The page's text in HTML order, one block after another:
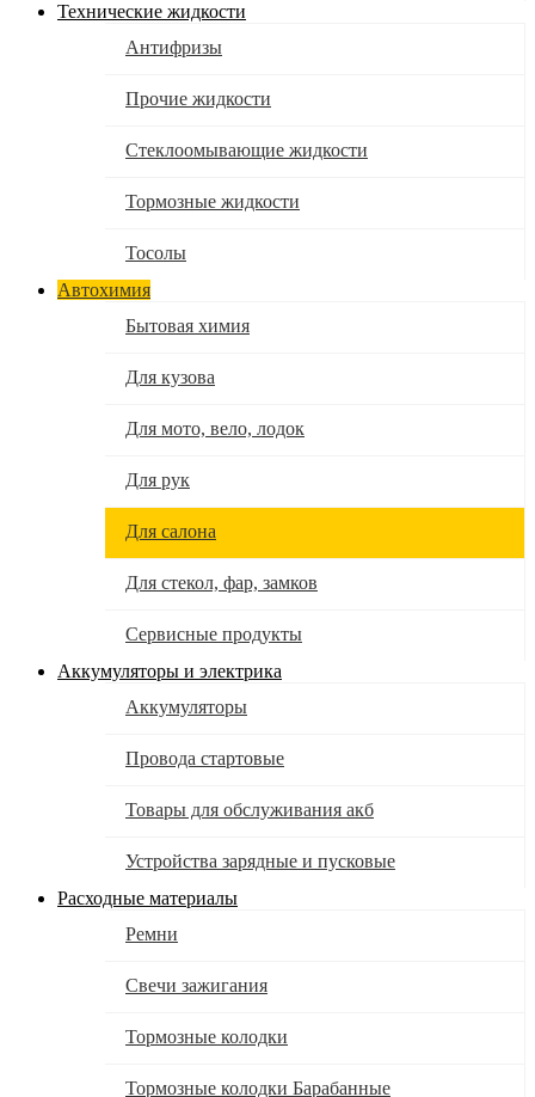
Технические жидкости
Антифризы
Прочие жидкости
Стеклоомывающие жидкости
Тормозные жидкости
Тосолы
Автохимия
Бытовая химия
Для кузова
Для мото, вело, лодок
Для рук
Для салона
Для стекол, фар, замков
Сервисные продукты
Аккумуляторы и электрика
Аккумуляторы
Провода стартовые
Товары для обслуживания акб
Устройства зарядные и пусковые
Расходные материалы
Ремни
Свечи зажигания
Тормозные колодки
Тормозные колодки Барабанные